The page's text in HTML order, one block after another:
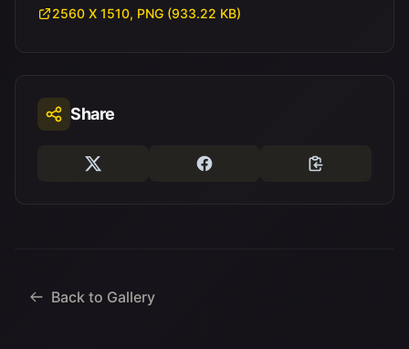
2560 X 1510, PNG (933.22 KB)
Share
Back to Gallery